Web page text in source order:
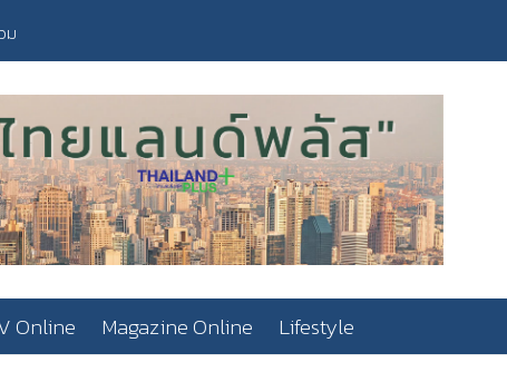
ม
Online Magazine Online Lifestyle